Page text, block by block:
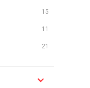
15
11
21